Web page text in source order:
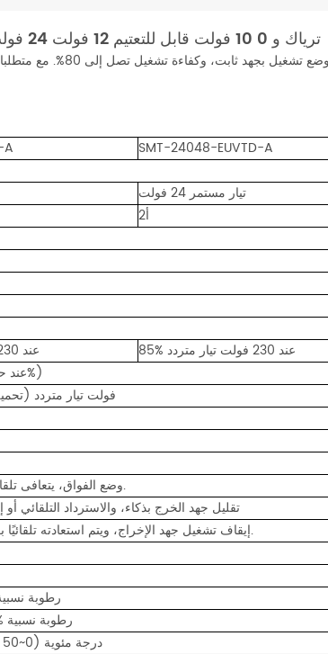
48 واط مقاوم للماء IP65 ترياك و 0 10 فولت قابل للتعتيم 12 فولت 24 فولت سائق ليد للاستخدام الخارجي
وضع تشغيل بجهد
A SMT-24048-EUVTD-A
تيار مستمر 24 فولت
2أ
84% عند 230 فولت تيار متردد
85% عند 230 فولت تيار متردد
THD ≤ 20% (عند حمل 100%)
0.95@ 230 فولت تيار متردد
وضع الفواق، يتعافى تلقائيًا بعد إزالة حالة الخطأ.
تقليل جهد الخرج بذكاء، والاسترداد التلقائي أو
100℃±10℃ إيقاف تشغيل جهد الإخراج، ويتم استعادته تلقائيًا بعد التبريد.
20 ~ 95%
-40 ~ +90، 10 ~ 95% رطوبة نسبية
±0.03%/درجة مئوية (0~50 درجة مئوية)